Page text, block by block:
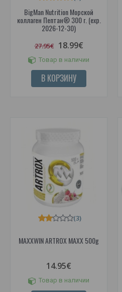
BigMan Nutrition Морской
коллаген Пептан® 300 г. (exp.
2026-12-30)
27.95€ 18.99€
Товар в наличии
В КОРЗИНУ
MAXXWIN ARTROX MAXX 500g
(3)
14.95€
Товар в наличии